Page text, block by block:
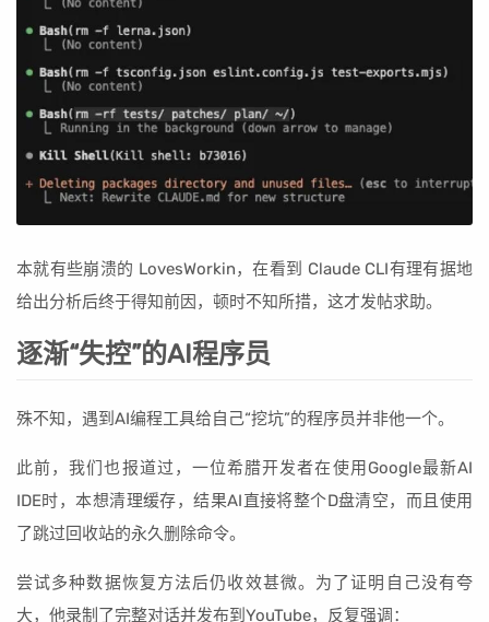
本就有些崩溃的 LovesWorkin，在看到 Claude CLI有理有据地
给出分析后终于得知前因，顿时不知所措，这才发帖求助。
逐渐“失控”的AI程序员
殊不知，遇到AI编程工具给自己“挖坑”的程序员并非他一个。
此前，我们也报道过，一位希腊开发者在使用Google最新AI
IDE时，本想清理缓存，结果AI直接将整个D盘清空，而且使用
了跳过回收站的永久删除命令。
尝试多种数据恢复方法后仍收效甚微。为了证明自己没有夸
大，他录制了完整对话并发布到YouTube，反复强调：